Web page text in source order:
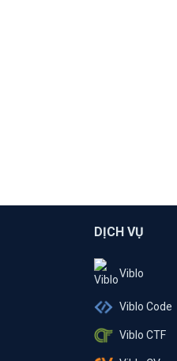
DỊCH VỤ
Viblo
Viblo Code
Viblo CTF